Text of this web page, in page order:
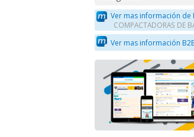
Ver mas información de
COMPACTADORAS DE
Ver mas información